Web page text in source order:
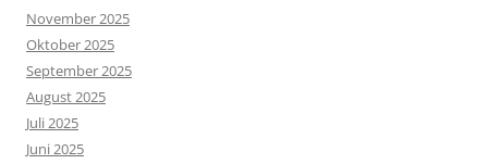
November 2025
Oktober 2025
September 2025
August 2025
Juli 2025
Juni 2025